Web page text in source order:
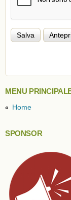
MENU
Home
SPONSOR